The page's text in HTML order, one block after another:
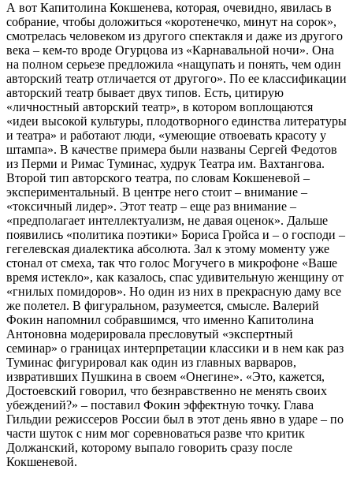
А вот Капитолина Кокшенева, которая, очевидно, явилась в
собрание, чтобы доложиться «коротенечко, минут на сорок»,
смотрелась человеком из другого спектакля и даже из другого
века – кем-то вроде Огурцова из «Карнавальной ночи». Она
на полном серьезе предложила «нащупать и понять, чем один
авторский театр отличается от другого». По ее классификации
авторский театр бывает двух типов. Есть, цитирую
«личностный авторский театр», в котором воплощаются
«идеи высокой культуры, плодотворного единства литературы
и театра» и работают люди, «умеющие отвоевать красоту у
штампа». В качестве примера были названы Сергей Федотов
из Перми и Римас Туминас, худрук Театра им. Вахтангова.
Второй тип авторского театра, по словам Кокшеневой –
экспериментальный. В центре него стоит – внимание –
«токсичный лидер». Этот театр – еще раз внимание –
«предполагает интеллектуализм, не давая оценок». Дальше
появились «политика поэтики» Бориса Гройса и – о господи –
гегелевская диалектика абсолюта. Зал к этому моменту уже
стонал от смеха, так что голос Могучего в микрофоне «Ваше
время истекло», как казалось, спас удивительную женщину от
«гнилых помидоров». Но один из них в прекрасную даму все
же полетел. В фигуральном, разумеется, смысле. Валерий
Фокин напомнил собравшимся, что именно Капитолина
Антоновна модерировала пресловутый «экспертный
семинар» о границах интерпретации классики и в нем как раз
Туминас фигурировал как один из главных варваров,
извративших Пушкина в своем «Онегине». «Это, кажется,
Достоевский говорил, что безнравственно не менять своих
убеждений?» – поставил Фокин эффектную точку. Глава
Гильдии режиссеров России был в этот день явно в ударе – по
части шуток с ним мог соревноваться разве что критик
Должанский, которому выпало говорить сразу после
Кокшеневой.